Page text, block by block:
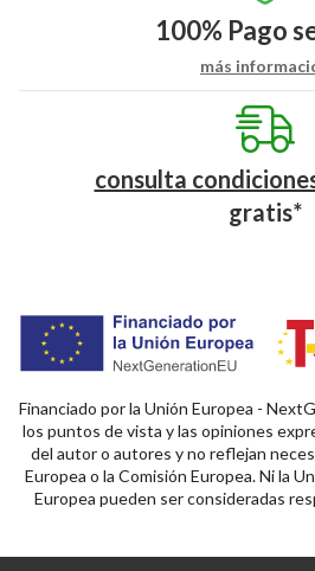
100% Pago
más
consulta
gratis*
Financiado por la Unión Europea -
los puntos de vista y las opiniones
del autor o autores y no reflejan
Europea o la Comisión Europea. Ni la
Europea pueden ser consideradas